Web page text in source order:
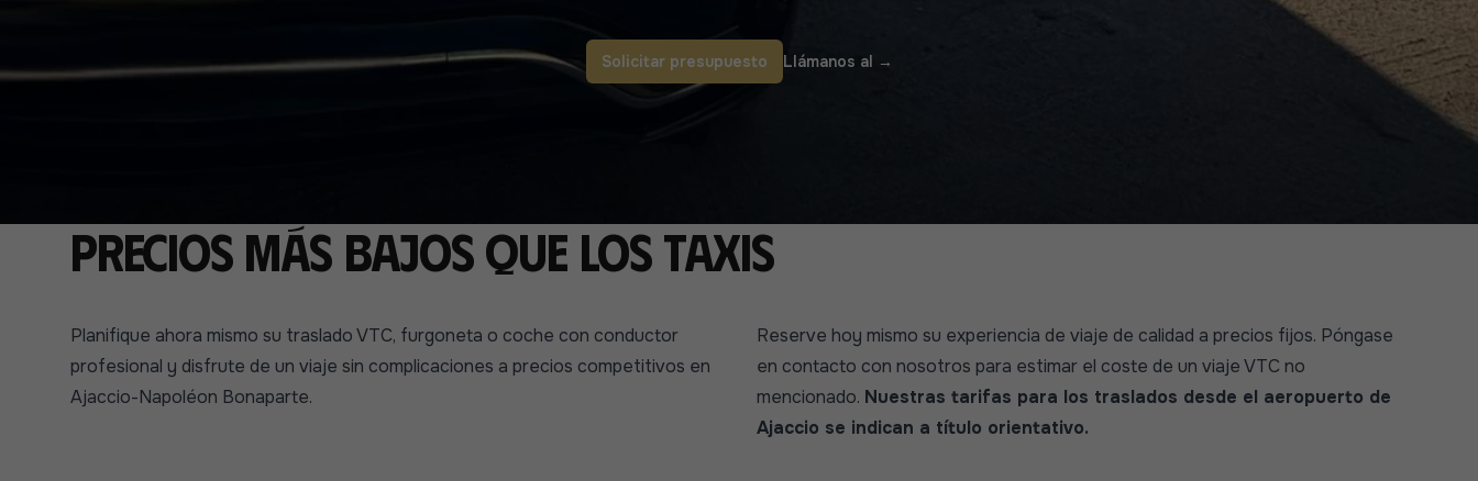
Solicitar presupuesto Llámanos al →
Precios más bajos que los taxis
Planifique ahora mismo su traslado VTC, furgoneta o coche con conductor
profesional y disfrute de un viaje sin complicaciones a precios competitivos en
Ajaccio-Napoléon Bonaparte.
Reserve hoy mismo su experiencia de viaje de calidad a precios fijos. Póngase
en contacto con nosotros para estimar el coste de un viaje VTC no
mencionado. Nuestras tarifas para los traslados desde el aeropuerto de
Ajaccio se indican a título orientativo.